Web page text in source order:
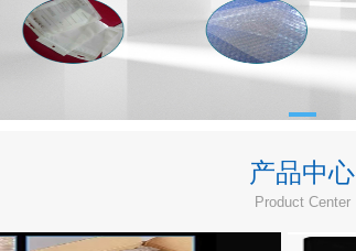
产品中心
Product Center